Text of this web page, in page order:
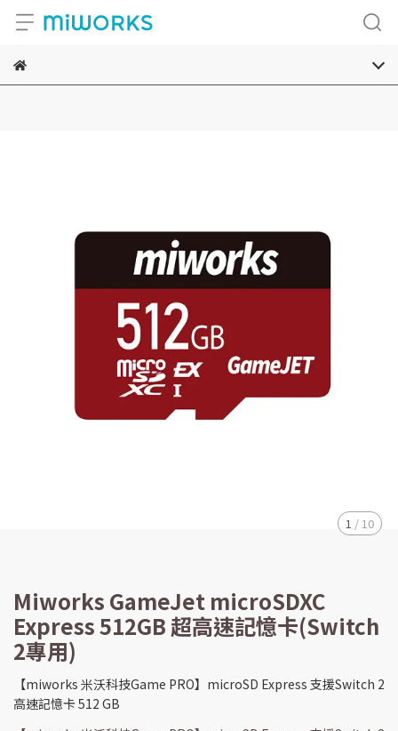
1 / 10
Miworks GameJet microSDXC
Express 512GB 超高速記憶卡(Switch
2專用)
【miworks 米沃科技Game PRO】microSD Express 支援Switch 2
高速記憶卡 512 GB